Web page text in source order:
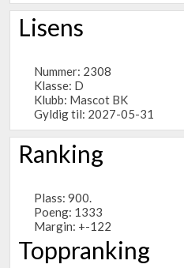
Lisens
Nummer: 2308
Klasse: D
Klubb: Mascot BK
Gyldig til: 2027-05-31
Ranking
Plass: 900.
Poeng: 1333
Margin: +-122
Toppranking